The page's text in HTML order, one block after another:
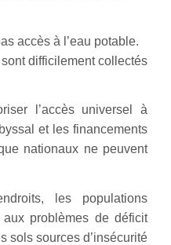
accès à l’eau potable.
difficilement collectés
l’accès universel à
et les financements
nationaux ne peuvent
les populations
problèmes de déficit
sols sources d’insécurité